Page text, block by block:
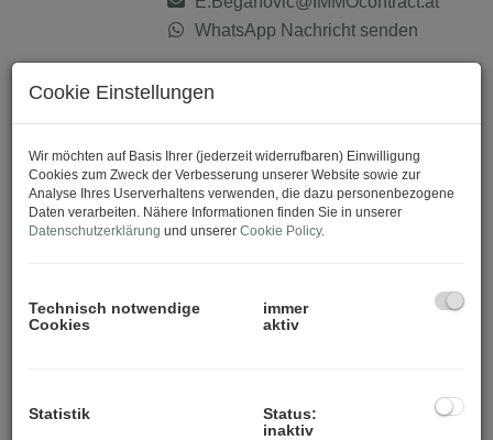
WhatsApp Nachricht senden
Cookie Einstellungen
Wir möchten auf Basis Ihrer (jederzeit widerrufbaren) Einwilligung
Cookies zum Zweck der Verbesserung unserer Website sowie zur
Analyse Ihres Userverhaltens verwenden, die dazu personenbezogene
Daten verarbeiten. Nähere Informationen finden Sie in unserer
Datenschutzerklärung und unserer Cookie Policy.
Technisch notwendige
Cookies
immer
aktiv
Statistik
Status:
inaktiv